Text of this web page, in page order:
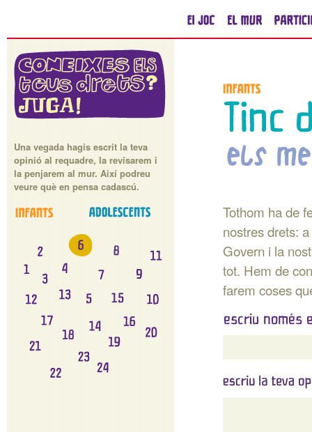
Una vegada hagis escrit la teva
opinió al requadre, la revisarem i
la penjarem al mur. Així podreu
veure què en pensa cadascú.
Tothom ha de
nostres drets:
Govern i la
tot. Hem de
farem coses